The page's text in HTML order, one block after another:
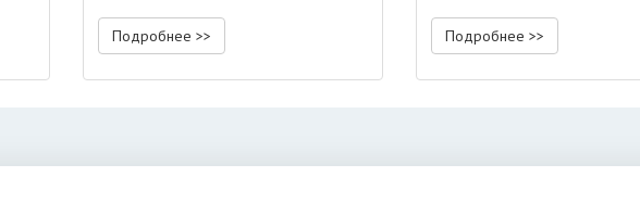
Подробнее >> Подробнее >>